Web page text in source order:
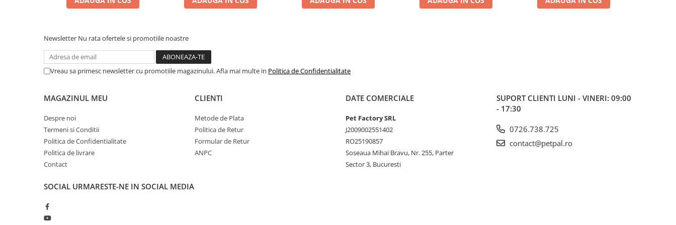
Meniuri Păsări
Suplimente Nutritive
Delicii Păsări
Îngrijire Păsări
Așternut Igienic Păsări
Fân Rozătoare
Meniuri Rozătoare
Delicii Rozătoare
Newsletter Nu rata ofertele si promotiile noastre
Vreau sa primesc newsletter cu promotiile magazinului. Afla mai multe in Politica de Confidentialitate
MAGAZINUL MEU
Despre noi
Termeni si Conditii
Politica de Confidentialitate
Politica de livrare
Contact
CLIENTI
Metode de Plata
Politica de Retur
Formular de Retur
ANPC
DATE COMERCIALE
Pet Factory SRL
J2009002551402
RO25190857
Soseaua Mihai Bravu, Nr. 255, Parter
Sector 3, Bucuresti
SUPORT CLIENTI LUNI - VINERI: 09:00
- 17:30
0726.738.725
contact@petpal.ro
SOCIAL URMARESTE-NE IN SOCIAL MEDIA